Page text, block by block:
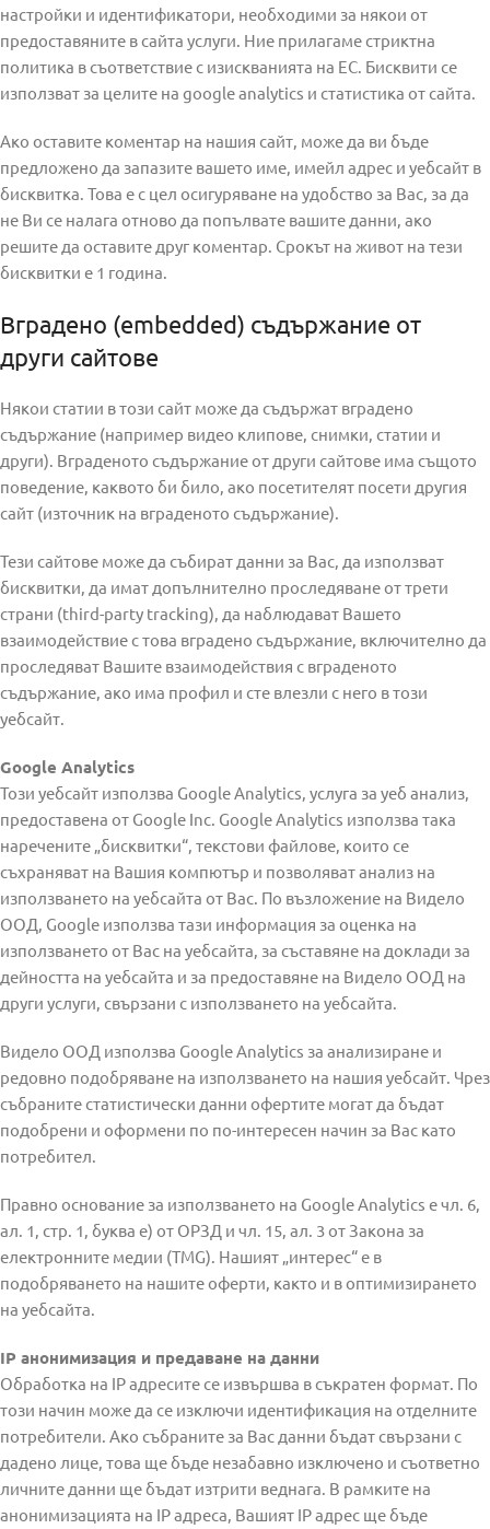
настройки и идентификатори, необходими за някои от
предоставяните в сайта услуги. Ние прилагаме стриктна
политика в съответствие с изискванията на ЕС. Бисквити се
използват за целите на google analytics и статистика от сайта.
Ако оставите коментар на нашия сайт, може да ви бъде
предложено да запазите вашето име, имейл адрес и уебсайт в
бисквитка. Това е с цел осигуряване на удобство за Вас, за да
не Ви се налага отново да попълвате вашите данни, ако
решите да оставите друг коментар. Срокът на живот на тези
бисквитки е 1 година.
Вградено (embedded) съдържание от
други сайтове
Някои статии в този сайт може да съдържат вградено
съдържание (например видео клипове, снимки, статии и
други). Вграденото съдържание от други сайтове има същото
поведение, каквото би било, ако посетителят посети другия
сайт (източник на вграденото съдържание).
Тези сайтове може да събират данни за Вас, да използват
бисквитки, да имат допълнително проследяване от трети
страни (third-party tracking), да наблюдават Вашето
взаимодействие с това вградено съдържание, включително да
проследяват Вашите взаимодействия с вграденото
съдържание, ако има профил и сте влезли с него в този
уебсайт.
Google Analytics
Този уебсайт използва Google Analytics, услуга за уеб анализ,
предоставена от Google Inc. Google Analytics използва така
наречените „бисквитки“, текстови файлове, които се
съхраняват на Вашия компютър и позволяват анализ на
използването на уебсайта от Вас. По възложение на Видело
ООД, Google използва тази информация за оценка на
използването от Вас на уебсайта, за съставяне на доклади за
дейността на уебсайта и за предоставяне на Видело ООД на
други услуги, свързани с използването на уебсайта.
Видело ООД използва Google Analytics за анализиране и
редовно подобряване на използването на нашия уебсайт. Чрез
събраните статистически данни офертите могат да бъдат
подобрени и оформени по по-интересен начин за Вас като
потребител.
Правно основание за използването на Google Analytics е чл. 6,
ал. 1, стр. 1, буква е) от ОРЗД и чл. 15, ал. 3 от Закона за
електронните медии (TMG). Нашият „интерес“ е в
подобряването на нашите оферти, както и в оптимизирането
на уебсайта.
IP анонимизация и предаване на данни
Обработка на IP адресите се извършва в съкратен формат. По
този начин може да се изключи идентификация на отделните
потребители. Ако събраните за Вас данни бъдат свързани с
дадено лице, това ще бъде незабавно изключено и съответно
личните данни ще бъдат изтрити веднага. В рамките на
анонимизацията на IP адреса, Вашият IP адрес ще бъде